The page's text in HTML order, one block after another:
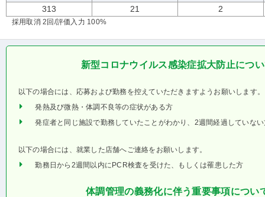
313 21 2
採用取消 2回 /評価入力 100%
新型コロナウイルス感染症拡大防止につ
以下の場合には、応募および勤務を控えていただきますようお願いします。
発熱及び微熱・体調不良等の症状がある方
発症者と同じ施設で勤務していたことがわかり、2週間経過していな
以下の場合には、就業した店舗へご連絡をお願いします。
勤務日から2週間以内にPCR検査を受けた、もしくは罹患した方
体調管理の義務化に伴う重要事項につい